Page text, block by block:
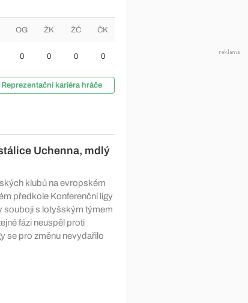
OG ŽK ŽČ ČK
0 0 0 0
Reprezentační kariéra hráče
Uchenna, mdlý
klubů na evropském
předkole Konferenční ligy
souboji s lotyšským týmem
fázi neuspěl proti
se pro změnu nevydařilo